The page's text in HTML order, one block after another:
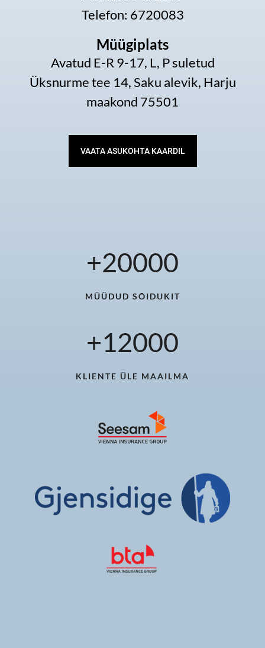
Telefon: 6720083
Müügiplats
Avatud E-R 9-17, L, P suletud
Üksnurme tee 14, Saku alevik, Harju
maakond 75501
VAATA ASUKOHTA KAARDIL
MÜÜDUD SÕIDUKIT
+20000
KLIENTE ÜLE MAAILMA
+12000